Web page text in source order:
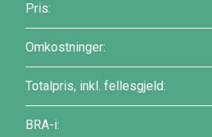
Pris:
Omkostninger:
Totalpris, inkl. fellesgjeld:
BRA-i: